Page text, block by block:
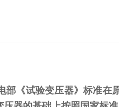
部《试验变压器》标准在